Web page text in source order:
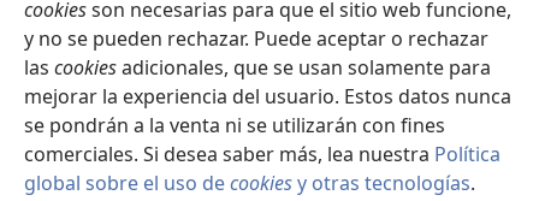
cookiesson necesarias para que el sitio web funcione,
y no se pueden rechazar. Puede aceptar o rechazar
las cookiesadicionales, que se usan solamente para
mejorar la experiencia del usuario. Estos datos nunca
se pondrán a la venta ni se utilizarán con fines
comerciales. Si desea saber más, lea nuestra Política
global sobre el uso decookiesy otras tecnologías.
una
nueva
ventana)
JW Hub
(abre
una
nueva
ventana)
JW Library ®